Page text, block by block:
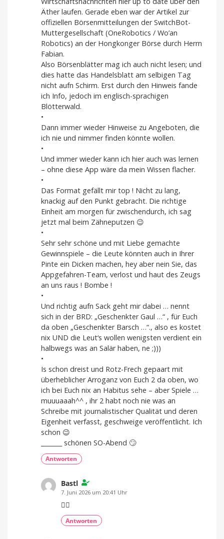
Äther laufen. Gerade eben war der Artikel zur
offiziellen Börsenmitteilungen der SwitchBot-
Muttergesellschaft (OneRobotics / Wo’an
Robotics) an der Hongkonger Börse durch Herrn
Fabian.
Also Börsenblätter mag ich auch nicht lesen; und
dies hatte das Handelsblatt am selbigen Tag
nicht aufn Schirm. Erst durch den Hinweis fande
ich Info, jedoch im englisch-sprachigen
Blötterwald.
•
Dann immer wieder Hinweise zu Angeboten, die
ich nie und nimmer finden könnte wollen.
•
Und immer wieder kann ich hier auch was lernen
– ohne diese App wäre da mein Wissen flacher.
•
Das Format gefällt mir top ! Nicht zu lang,
knackig auf den Punkt gebracht. Die richtige
Einheit am morgen für zwischendurch, ich sag
jetzt mal beim Zähneputzen 😉
•
Sehr sehr schöne und mit Liebe gemachte
Gewinnspiele – die Leute könnten auch in Ihrer
Pinte ein Dicken machen, hey aber nein Sie, das
Appgefahren-Team, verlost und haut des Zeugs
an uns raus ! Bombe !
•
Und richtig aufn Sack geht mir dabei … nennt
sich in der BRD: „Geschenkter Gaul …“ , für Euch
da oben „Geschenkter Barsch …“., also es kostet
nix UND die Leut‘s wollen wenigsten verdient ein
halbwegs was an Salär haben, ne ;)))
•
Is schon dreist und Rotz-Frech gepaart mit
überheblicher Arroganz von Euch 2 da oben, wo
ich bei Euch nix an Habitus sehe – aber Spiele …
muuuaaah^^ , ihr 2 habt noch nie was an
Schreibe mit journalistischer Qualität und deren
Eigenheit verfasst, geschweige veröffentlicht. Ich
schon 😉
_______ schönen SO-Abend 🙄
Antworten
Bastl
7. Juni 2026 um 20:41 Uhr
👍🏻
Antworten